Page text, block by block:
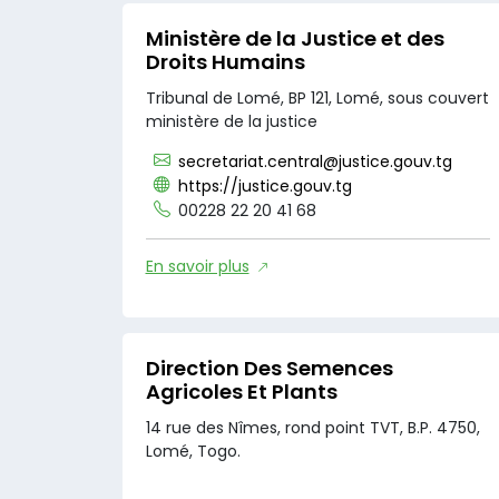
Ministère de la Justice et des
Droits Humains
Tribunal de Lomé, BP 121, Lomé, sous couvert
ministère de la justice
secretariat.central@justice.gouv.tg
https://justice.gouv.tg
00228 22 20 41 68
En savoir plus
Direction Des Semences
Agricoles Et Plants
14 rue des Nîmes, rond point TVT, B.P. 4750,
Lomé, Togo.